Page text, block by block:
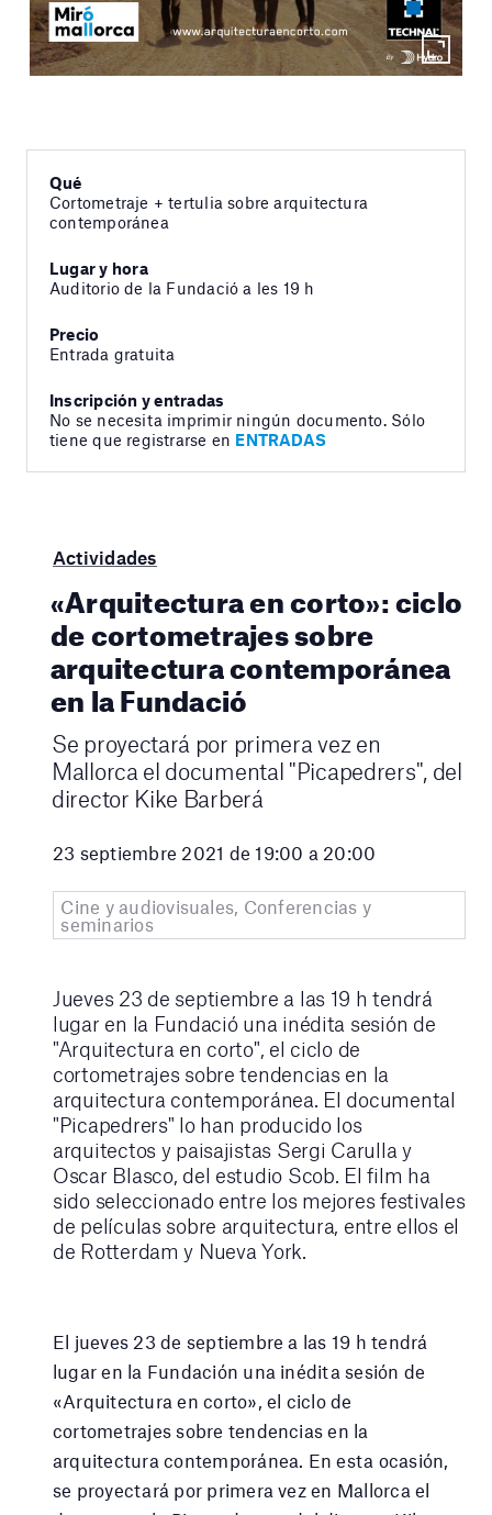
Qué
Cortometraje + tertulia sobre arquitectura
contemporánea
Lugar y hora
Auditorio de la Fundació a les 19 h
Precio
Entrada gratuita
Inscripción y entradas
No se necesita imprimir ningún documento. Sólo
tiene que registrarse en ENTRADAS
Actividades
«Arquitectura en corto»: ciclo
de cortometrajes sobre
arquitectura contemporánea
en la Fundació
Se proyectará por primera vez en
Mallorca el documental "Picapedrers", del
director Kike Barberá
23 septiembre 2021 de 19:00 a 20:00
Cine y audiovisuales, Conferencias y
seminarios
Jueves 23 de septiembre a las 19 h tendrá
lugar en la Fundació una inédita sesión de
"Arquitectura en corto", el ciclo de
cortometrajes sobre tendencias en la
arquitectura contemporánea. El documental
"Picapedrers" lo han producido los
arquitectos y paisajistas Sergi Carulla y
Oscar Blasco, del estudio Scob. El film ha
sido seleccionado entre los mejores festivales
de películas sobre arquitectura, entre ellos el
de Rotterdam y Nueva York.
El jueves 23 de septiembre a las 19 h tendrá
lugar en la Fundación una inédita sesión de
«Arquitectura en corto», el ciclo de
cortometrajes sobre tendencias en la
arquitectura contemporánea. En esta ocasión,
se proyectará por primera vez en Mallorca el